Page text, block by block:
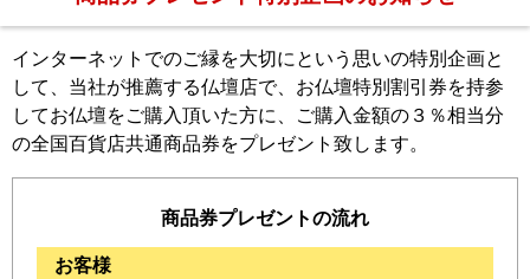
インターネットでのご縁を大切にという思いの特別企画と
して、当社が推薦する仏壇店で、 お仏壇特別割引券を持参
してお仏壇をご購入頂いた方に、
ご購入金額の３％相当分
の全国百貨店共通商品券をプレゼント致します。
商品券プレゼントの流れ
お客様